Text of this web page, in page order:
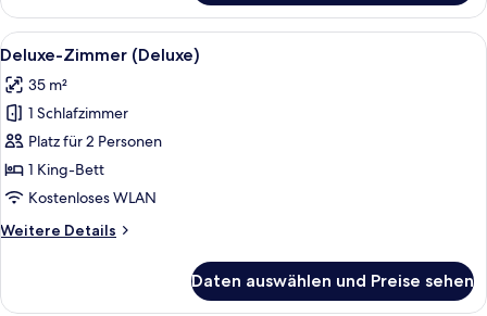
(2x2
Family
Room)
Alle
Fotos
für
Deluxe-
Zimmer
(Deluxe)
anzeigen
Ein modernes Hotelzimmer mit
9
Deluxe-Zimmer (Deluxe)
35 m²
1 Schlafzimmer
Platz für 2 Personen
1 King-Bett
Kostenloses WLAN
Weitere Details
Weitere
Zimmer
Daten auswählen und Preise sehen